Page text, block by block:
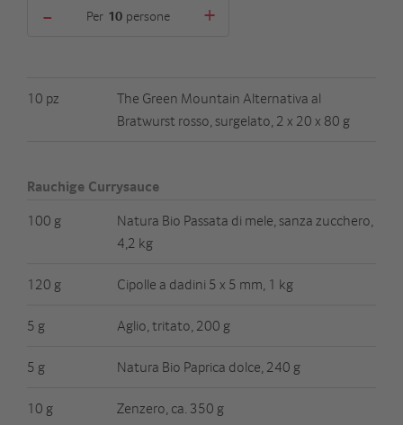
- Per persone +
10 pz
The Green Mountain Alternativa al
Bratwurst rosso, surgelato, 2 x 20 x 80 g
Rauchige Currysauce
100 g
Natura Bio Passata di mele, sanza zucchero,
4,2 kg
120 g Cipolle a dadini 5 x 5 mm, 1 kg
5 g Aglio, tritato, 200 g
5 g Natura Bio Paprica dolce, 240 g
10 g Zenzero, ca. 350 g